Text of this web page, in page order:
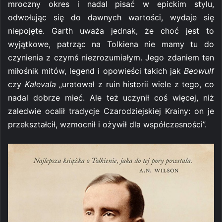
mroczny okres i nadal pisać w epickim stylu,
odwołując się do dawnych wartości, wydaje się
niepojęte. Garth uważa jednak, że choć jest to
wyjątkowe, patrząc na Tolkiena nie mamy tu do
czynienia z czymś niezrozumiałym. Jego zdaniem ten
miłośnik mitów, legend i opowieści takich jak Beowulf
czy Kalevala „uratował z ruin historii wiele z tego, co
nadal dobrze mieć. Ale też uczynił coś więcej, niż
zaledwie ocalił tradycje Czarodziejskiej Krainy: on je
przekształcił, wzmocnił i ożywił dla współczesności”.